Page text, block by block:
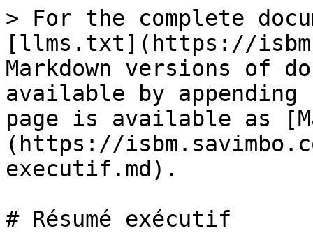
> For the complete
[llms.txt](https://
Markdown versions of
available by
page is available as
(https://
executif.md).
# Résumé exécutif